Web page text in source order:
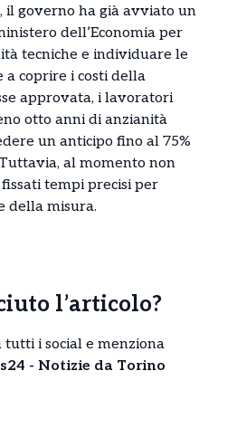
il governo ha già avviato un
dell’Economia per
tecniche e individuare le
a coprire i costi della
approvata, i lavoratori
otto anni di anzianità
un anticipo fino al 75%
al momento non
tempi precisi per
della misura.
l’articolo?
tutti i social e menziona
- Notizie da Torino